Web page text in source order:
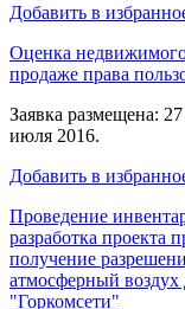
Добавить в
Оценка
продаже права
Заявка размещена:
июля 2016.
Добавить в
Проведение
разработка проекта
получение
атмосферный
"Горкомсети"